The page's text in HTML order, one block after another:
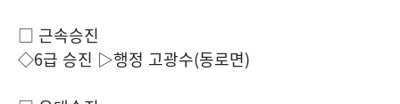
□ 근속승진
◇6급 승진 ▷행정 고광수(동로면)